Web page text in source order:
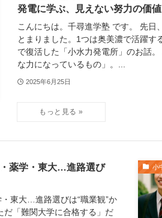
発電に学ぶ、見えない努力の価値
こんにちは。千尋進学塾 です。 先日
とまりました。1つは奥美濃で活躍
で復活した「小水力発電所」のお話
な力になっているもの」。...
2025年6月25日
小
薬学・東大…進路選び
東大…進路選びは“職業観”か
だ「難関大学に合格する」だ